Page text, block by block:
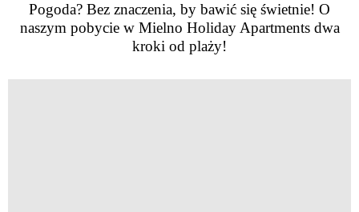
Pogoda? Bez znaczenia, by bawić się świetnie! O
naszym pobycie w Mielno Holiday Apartments dwa
kroki od plaży!